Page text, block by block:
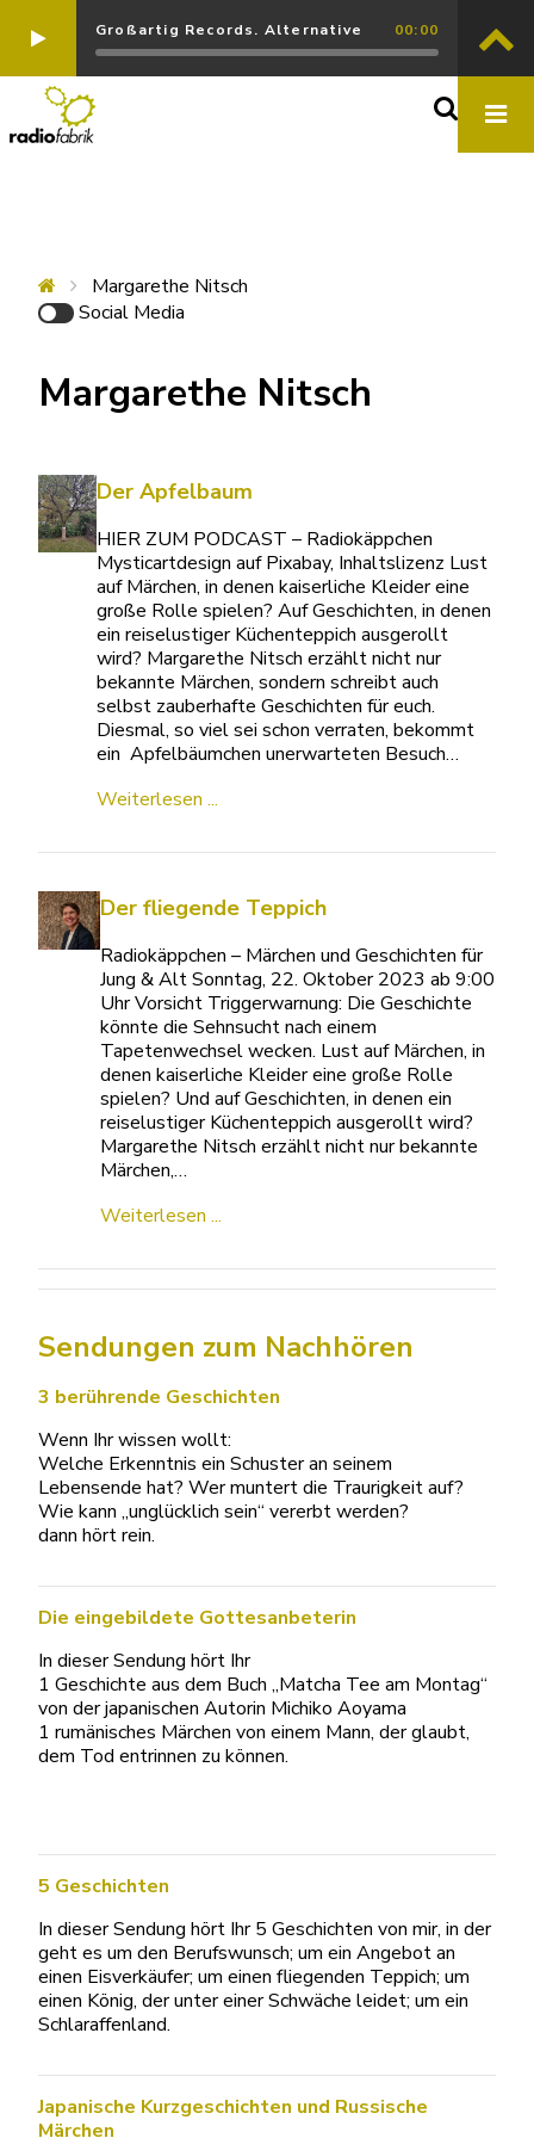
Großartig Records. Alternative 00:00
Margarethe Nitsch
Social Media
Margarethe Nitsch
Der Apfelbaum
HIER ZUM PODCAST – Radiokäppchen
Mysticartdesign auf Pixabay, Inhaltslizenz Lust
auf Märchen, in denen kaiserliche Kleider eine
große Rolle spielen? Auf Geschichten, in denen
ein reiselustiger Küchenteppich ausgerollt
wird? Margarethe Nitsch erzählt nicht nur
bekannte Märchen, sondern schreibt auch
selbst zauberhafte Geschichten für euch.
Diesmal, so viel sei schon verraten, bekommt
ein Apfelbäumchen unerwarteten Besuch…
Weiterlesen ...
Der fliegende Teppich
Radiokäppchen – Märchen und Geschichten für
Jung & Alt Sonntag, 22. Oktober 2023 ab 9:00
Uhr Vorsicht Triggerwarnung: Die Geschichte
könnte die Sehnsucht nach einem
Tapetenwechsel wecken. Lust auf Märchen, in
denen kaiserliche Kleider eine große Rolle
spielen? Und auf Geschichten, in denen ein
reiselustiger Küchenteppich ausgerollt wird?
Margarethe Nitsch erzählt nicht nur bekannte
Märchen,…
Weiterlesen ...
Sendungen zum Nachhören
3 berührende Geschichten
Wenn Ihr wissen wollt:
Welche Erkenntnis ein Schuster an seinem
Lebensende hat? Wer muntert die Traurigkeit auf?
Wie kann „unglücklich sein“ vererbt werden?
dann hört rein.
Die eingebildete Gottesanbeterin
In dieser Sendung hört Ihr
1 Geschichte aus dem Buch „Matcha Tee am Montag“
von der japanischen Autorin Michiko Aoyama
1 rumänisches Märchen von einem Mann, der glaubt,
dem Tod entrinnen zu können.
5 Geschichten
In dieser Sendung hört Ihr 5 Geschichten von mir, in der
geht es um den Berufswunsch; um ein Angebot an
einen Eisverkäufer; um einen fliegenden Teppich; um
einen König, der unter einer Schwäche leidet; um ein
Schlaraffenland.
Japanische Kurzgeschichten und Russische
Märchen